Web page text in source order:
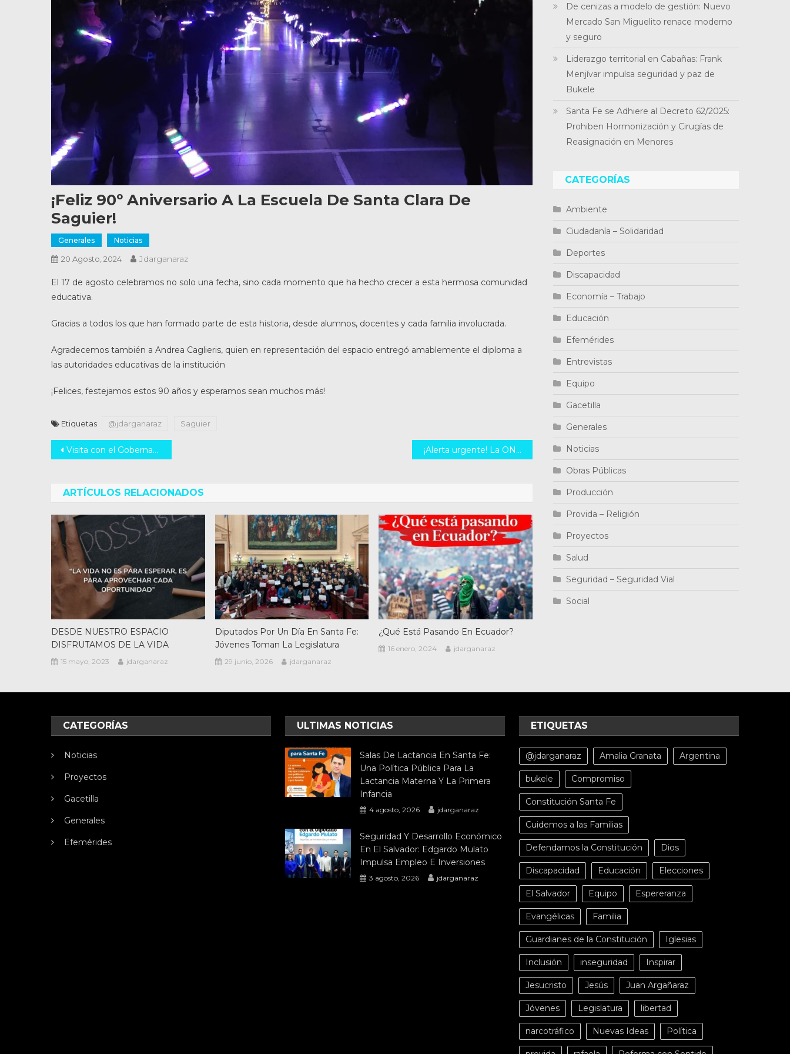
¡Feliz 90º Aniversario A La Escuela De Santa Clara De
Saguier!
Generales Noticias
20 Agosto, 2024 Jdarganaraz
El 17 de agosto celebramos no solo una fecha, sino cada momento que ha hecho crecer a esta hermosa comunidad
educativa.
Gracias a todos los que han formado parte de esta historia, desde alumnos, docentes y cada familia involucrada.
Agradecemos también a Andrea Caglieris, quien en representación del espacio entregó amablemente el diploma a
las autoridades educativas de la institución
¡Felices, festejamos estos 90 años y esperamos sean muchos más!
Etiquetas @jdarganaraz Saguier
Navegación
entradas
Visita con el Gobernador Maxi Pullaro en la Ciudad de Rafaela. ¡Alerta urgente! La ONU busca que se legalice la pedofilia en todos los paises
ARTÍCULOS RELACIONADOS
DESDE NUESTRO ESPACIO
DISFRUTAMOS DE LA VIDA
15 mayo, 2023 jdarganaraz
Diputados Por Un Día En Santa Fe:
Jóvenes Toman La Legislatura
29 junio, 2026 jdarganaraz
¿Qué Está Pasando En Ecuador?
16 enero, 2024 jdarganaraz
De cenizas a modelo de gestión: Nuevo
Mercado San Miguelito renace moderno
y seguro
Liderazgo territorial en Cabañas: Frank
Menjívar impulsa seguridad y paz de
Bukele
Santa Fe se Adhiere al Decreto 62/2025:
Prohiben Hormonización y Cirugías de
Reasignación en Menores
CATEGORÍAS
Ambiente
Ciudadanía – Solidaridad
Deportes
Discapacidad
Economía – Trabajo
Educación
Efemérides
Entrevistas
Equipo
Gacetilla
Generales
Noticias
Obras Públicas
Producción
Provida – Religión
Proyectos
Salud
Seguridad – Seguridad Vial
Social
CATEGORÍAS
Noticias
Proyectos
Gacetilla
Generales
Efemérides
ULTIMAS NOTICIAS
Salas De Lactancia En Santa Fe:
Una Política Pública Para La
Lactancia Materna Y La Primera
Infancia
4 agosto, 2026 jdarganaraz
Seguridad Y Desarrollo Económico
En El Salvador: Edgardo Mulato
Impulsa Empleo E Inversiones
3 agosto, 2026 jdarganaraz
ETIQUETAS
@jdarganaraz Amalia Granata Argentina
bukele Compromiso
Constitución Santa Fe
Cuidemos a las Familias
Defendamos la Constitución Dios
Discapacidad Educación Elecciones
El Salvador Equipo Espereranza
Evangélicas Familia
Guardianes de la Constitución Iglesias
Inclusión inseguridad Inspirar
Jesucristo Jesús Juan Argañaraz
Jóvenes Legislatura libertad
narcotráfico Nuevas Ideas Política